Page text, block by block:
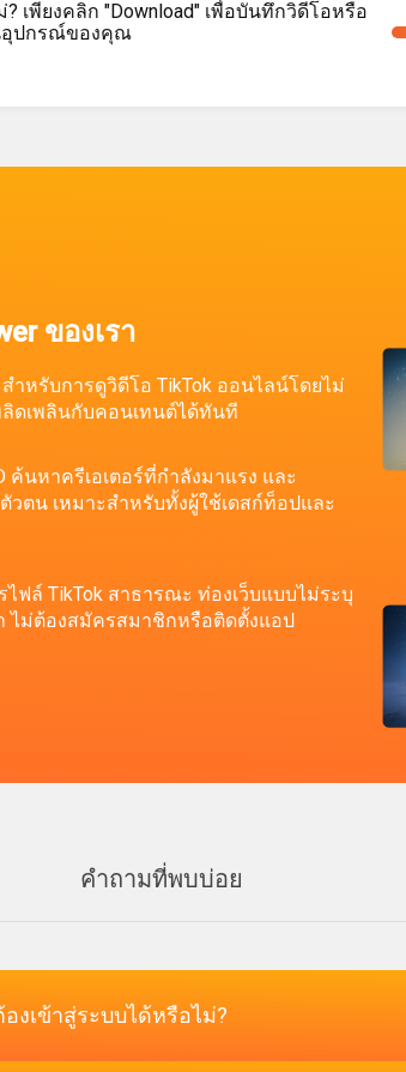
? เพียงคลิก "Download" เพื่อบันทึกวิดีโอหรือ
อุปกรณ์ของคุณ
ของเรา
ำหรับการดูวิดีโอ TikTok ออนไลน์โดยไม่
ดเพลินกับคอนเทนต์ได้ทันที
นหาครีเอเตอร์ที่กำลังมาแรง และ
ตน เหมาะสำหรับทั้งผู้ใช้เดสก์ท็อปและ
ไฟล์ TikTok สาธารณะ ท่องเว็บแบบไม่ระบุ
ไม่ต้องสมัครสมาชิกหรือติดตั้งแอป
คำถามที่พบบ่อย
งเข้าสู่ระบบได้หรือไม่?